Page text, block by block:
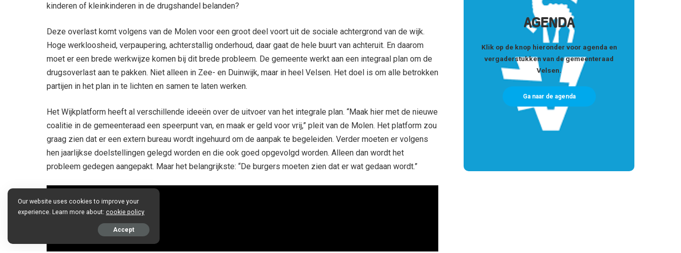
kinderen of kleinkinderen in de drugshandel belanden?
Deze overlast komt volgens van de Molen voor een groot deel voort uit de sociale achtergrond van de wijk.
Hoge werkloosheid, verpaupering, achterstallig onderhoud, daar gaat de hele buurt van achteruit. En daarom
moet er een brede werkwijze komen bij dit brede probleem. De gemeente werkt aan een integraal plan om de
drugsoverlast aan te pakken. Niet alleen in Zee- en Duinwijk, maar in heel Velsen. Het doel is om alle betrokken
partijen in het plan in te lichten en samen te laten werken.
Het Wijkplatform heeft al verschillende ideeën over de uitvoer van het integrale plan. “Maak hier met de nieuwe
coalitie in de gemeenteraad een speerpunt van, en maak er geld voor vrij,” pleit van de Molen. Het platform zou
graag zien dat er een extern bureau wordt ingehuurd om de aanpak te begeleiden. Verder moeten er volgens
hen jaarlijkse doelstellingen gelegd worden en die ook goed opgevolgd worden. Alleen dan wordt het
probleem gedegen aangepakt. Maar het belangrijkste: “De burgers moeten zien dat er wat gedaan wordt.”
AGENDA
Klik op de knop hieronder voor agenda en
vergaderstukken van de gemeenteraad
Velsen.
Ga naar de agenda
Our website uses cookies to improve your
experience. Learn more about: cookie policy
Accept